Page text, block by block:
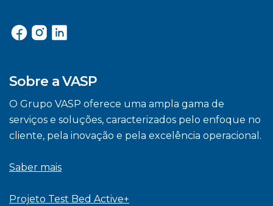
Sobre a VASP
O Grupo VASP oferece uma ampla gama de
serviços e soluções, caracterizados pelo enfoque no
cliente, pela inovação e pela excelência operacional.
Saber mais
Projeto Test Bed Active+